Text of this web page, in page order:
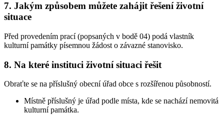
7. Jakým způsobem můžete zahájit řešení životní
situace
Před provedením prací (popsaných v bodě 04) podá vlastník
kulturní památky písemnou žádost o závazné stanovisko.
8. Na které instituci životní situaci řešit
Obraťte se na příslušný obecní úřad obce s rozšířenou působností.
Místně příslušný je úřad podle místa, kde se nachází nemovitá
kulturní památka.